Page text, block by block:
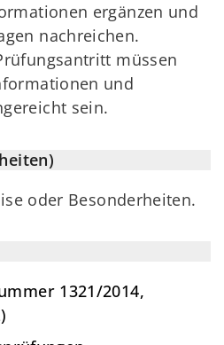
ergänzen und
nachreichen.
müssen
und
sein.
oder Besonderheiten.
1321/2014,